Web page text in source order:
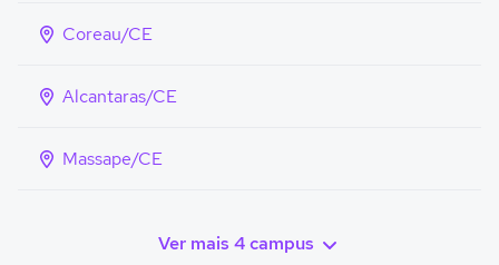
Coreau/CE
Alcantaras/CE
Massape/CE
Ver mais 4 campus